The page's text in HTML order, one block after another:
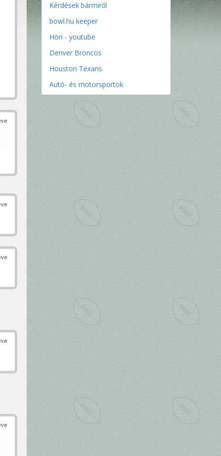
Kérdések bármiről
bowl.hu keeper
Höri - youtube
Denver Broncos
Houston Texans
Autó- és motorsportok